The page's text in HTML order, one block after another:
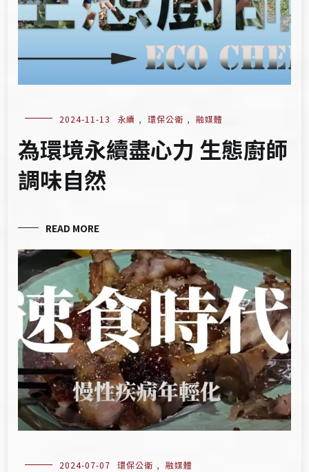
2024-11-13 永續 , 環保公衛 , 融媒體
為環境永續盡心力 生態廚師
調味自然
READ MORE
2024-07-07 環保公衛 , 融媒體